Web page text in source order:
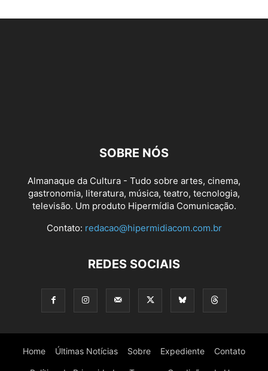
SOBRE NÓS
Almanaque da Cultura - Tudo sobre artes, cinema,
gastronomia, literatura, música, teatro, tecnologia,
televisão. Um produto Hipermídia Comunicação.
Contato: redacao@hipermidiacom.com.br
REDES SOCIAIS
Home Últimas Notícias Sobre Expediente Contato